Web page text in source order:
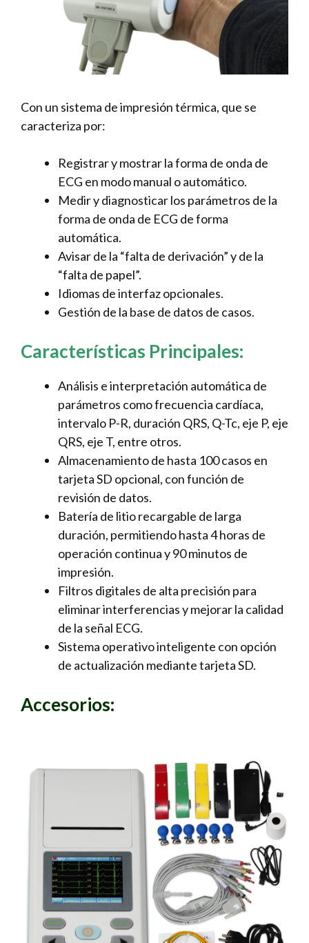
Con un sistema de impresión térmica, que se
caracteriza por:
Registrar y mostrar la forma de onda de
ECG en modo manual o automático.
Medir y diagnosticar los parámetros de la
forma de onda de ECG de forma
automática.
Avisar de la “falta de derivación” y de la
“falta de papel”.
Idiomas de interfaz opcionales.
Gestión de la base de datos de casos.
Características Principales:
Análisis e interpretación automática de
parámetros como frecuencia cardíaca,
intervalo P-R, duración QRS, Q-Tc, eje P, eje
QRS, eje T, entre otros.
Almacenamiento de hasta 100 casos en
tarjeta SD opcional, con función de
revisión de datos.
Batería de litio recargable de larga
duración, permitiendo hasta 4 horas de
operación continua y 90 minutos de
impresión.
Filtros digitales de alta precisión para
eliminar interferencias y mejorar la calidad
de la señal ECG.
Sistema operativo inteligente con opción
de actualización mediante tarjeta SD.
Accesorios: